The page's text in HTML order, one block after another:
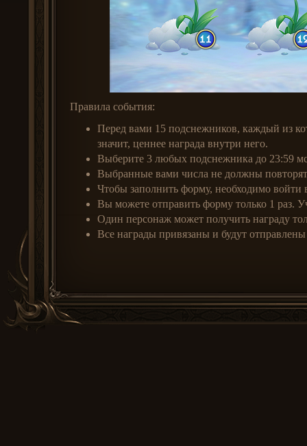
Правила события:
Перед вами 15 подснежников, каждый из
значит, ценнее награда внутри него.
Выберите 3 любых подснежника до 23:59
Выбранные вами числа не должны
Чтобы заполнить форму, необходимо войти
Вы можете отправить форму только 1 раз.
Один персонаж может получить награду
Все награды привязаны и будут